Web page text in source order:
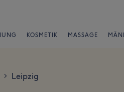
KOSMETIK MASSAGE
> Leipzig